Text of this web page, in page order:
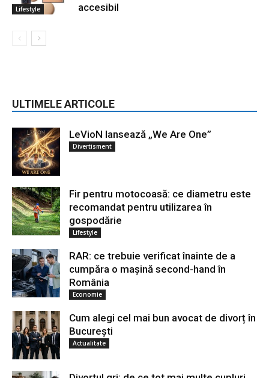
Lifestyle
accesibil
ULTIMELE ARTICOLE
LeVioN lansează „We Are One”
Divertisment
Fir pentru motocoasă: ce diametru este
recomandat pentru utilizarea în
gospodărie
Lifestyle
RAR: ce trebuie verificat înainte de a
cumpăra o mașină second-hand în
România
Economie
Cum alegi cel mai bun avocat de divorț în
București
Actualitate